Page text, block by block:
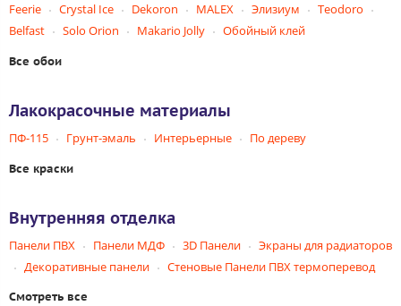
Feerie
Crystal Ice Dekoron MALEX Элизиум
Teodoro
Belfast
Solo Orion Makario Jolly Обойный клей
Все обои
Лакокрасочные материалы
ПФ-115 Грунт-эмаль Интерьерные По дереву
Все краски
Внутренняя отделка
Панели ПВХ Панели МДФ 3D Панели
Экраны для радиаторов
Декоративные панели
Стеновые Панели ПВХ термоперевод
Смотреть все